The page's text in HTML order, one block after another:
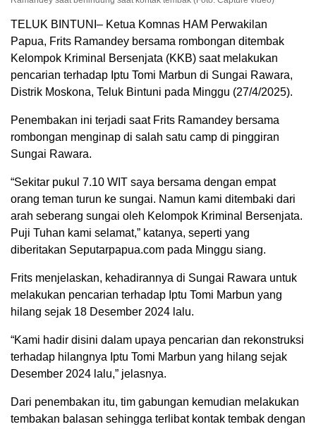
TELUK BINTUNI– Ketua Komnas HAM Perwakilan
Papua, Frits Ramandey bersama rombongan ditembak
Kelompok Kriminal Bersenjata (KKB) saat melakukan
pencarian terhadap Iptu Tomi Marbun di Sungai Rawara,
Distrik Moskona, Teluk Bintuni pada Minggu (27/4/2025).
Penembakan ini terjadi saat Frits Ramandey bersama
rombongan menginap di salah satu camp di pinggiran
Sungai Rawara.
“Sekitar pukul 7.10 WIT saya bersama dengan empat
orang teman turun ke sungai. Namun kami ditembaki dari
arah seberang sungai oleh Kelompok Kriminal Bersenjata.
Puji Tuhan kami selamat,” katanya, seperti yang
diberitakan Seputarpapua.com pada Minggu siang.
Frits menjelaskan, kehadirannya di Sungai Rawara untuk
melakukan pencarian terhadap Iptu Tomi Marbun yang
hilang sejak 18 Desember 2024 lalu.
“Kami hadir disini dalam upaya pencarian dan rekonstruksi
terhadap hilangnya Iptu Tomi Marbun yang hilang sejak
Desember 2024 lalu,” jelasnya.
Dari penembakan itu, tim gabungan kemudian melakukan
tembakan balasan sehingga terlibat kontak tembak dengan